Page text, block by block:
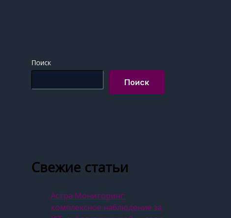
Поиск
Поиск
Свежие статьи
Астра Мониторинг:
комплексное наблюдение за